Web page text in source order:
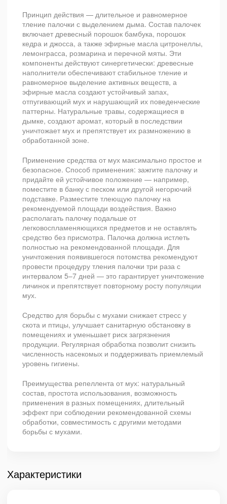
Принцип действия — длительное и равномерное
тление палочки с выделением дыма. Состав палочек
включает древесный порошок бамбука, порошок
кедра и джосса, а также эфирные масла цитронеллы,
лемонграсса, розмарина и перечной мяты. Эти
компоненты действуют синергетически: древесные
наполнители обеспечивают стабильное тление и
равномерное выделение активных веществ, а
эфирные масла создают устойчивый запах,
отпугивающий мух и нарушающий их поведенческие
паттерны. Натуральные травы, содержащиеся в
дымке, создают аромат, который в последствии
уничтожает мух и препятствует их размножению в
обработанной зоне.
Применение средства от мух максимально простое и
безопасное. Способ применения: зажгите палочку и
придайте ей устойчивое положение — например,
поместите в банку с песком или другой негорючий
подставке. Разместите тлеющую палочку на
рекомендуемой площади воздействия. Важно
располагать палочку подальше от
легковоспламеняющихся предметов и не оставлять
средство без присмотра. Палочка должна истлеть
полностью на рекомендованной площади. Для
уничтожения появившегося потомства рекомендуют
провести процедуру тления палочки три раза с
интервалом 5–7 дней — это гарантирует уничтожение
личинок и препятствует повторному росту популяции
мух.
Средство для борьбы с мухами снижает стресс у
скота и птицы, улучшает санитарную обстановку в
помещениях и уменьшает риск загрязнения
продукции. Регулярная обработка позволит снизить
численность насекомых и поддерживать приемлемый
уровень гигиены.
Преимущества репеллента от мух: натуральный
состав, простота использования, возможность
применения в разных помещениях, длительный
эффект при соблюдении рекомендованной схемы
обработки, совместимость с другими методами
борьбы с мухами.
Характеристики